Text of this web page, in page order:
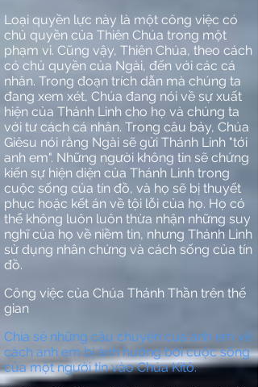
Loại quyền lực này là một công việc có
chủ quyền của Thiên Chúa trong một
phạm vi. Cũng vậy, Thiên Chúa, theo cách
có chủ quyền của Ngài, đến với các cá
nhân. Trong đoạn trích dẫn mà chúng ta
đang xem xét, Chúa đang nói về sự xuất
hiện của Thánh Linh cho họ và chúng ta
với tư cách cá nhân. Trong câu bảy, Chúa
Giêsu nói rằng Ngài sẽ gửi Thánh Linh "tới
anh em". Những người không tin sẽ chứng
kiến sự hiện diện của Thánh Linh trong
cuộc sống của tín đồ, và họ sẽ bị thuyết
phục hoặc kết án về tội lỗi của họ. Họ có
thể không luôn luôn thừa nhận những suy
nghĩ của họ về niềm tin, nhưng Thánh Linh
sử dụng nhân chứng và cách sống của tín
đồ.
Công việc của Chúa Thánh Thần trên thế
gian
Chia sẻ những câu chuyện của anh em về
cách anh em bị ảnh hưởng bởi cuộc sống
của một người tin vào Chúa Kitô.